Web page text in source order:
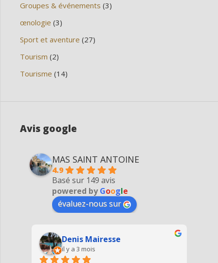
Groupes & événements (3)
œnologie (3)
Sport et aventure (27)
Tourism (2)
Tourisme (14)
Avis google
MAS SAINT ANTOINE
4.9
Basé sur 149 avis
powered byGoogle
évaluez-nous sur
Denis Mairesse
il y a 3 mois